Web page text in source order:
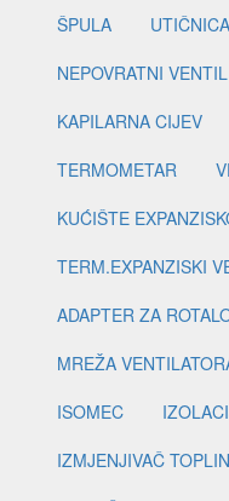
ŠPULA
NEPOVRATNI VENTIL
KAPILARNA CIJEV
TERMOMETAR
KUĆIŠTE
TERM.EXPANZISKI
ADAPTER ZA
MREŽA
ISOMEC
IZMJENJIVAČ